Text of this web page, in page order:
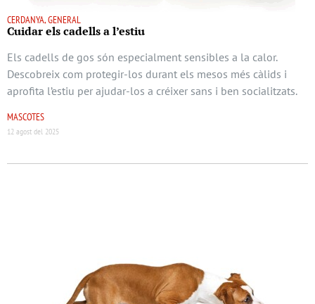
CERDANYA, GENERAL
Cuidar els cadells a l’estiu
Els cadells de gos són especialment sensibles a la calor.
Descobreix com protegir-los durant els mesos més càlids i
aprofita l’estiu per ajudar-los a créixer sans i ben socialitzats.
MASCOTES
12 agost del 2025